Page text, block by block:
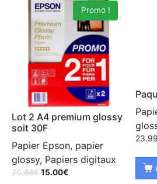
Promo !
Lot 2 A4 premium glossy
soit 30F
Papier Epson, papier
glossy, Papiers digitaux
20.88€ 15.00€